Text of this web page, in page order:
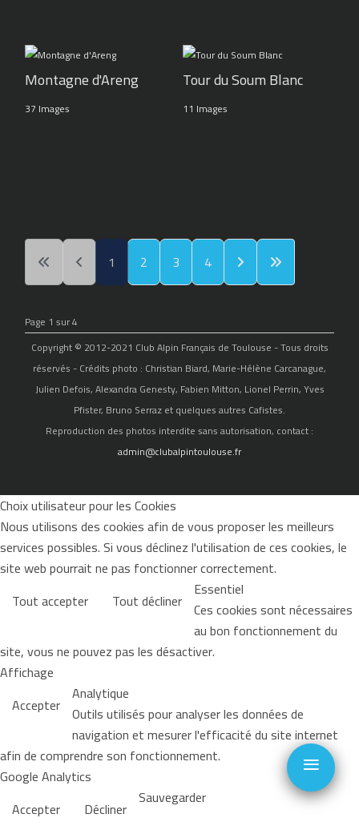
Montagne d'Areng
37 Images
Tour du Soum Blanc
11 Images
1 2 3 4
Page 1 sur 4
Copyright © 2012-2021 Club Alpin Français de Toulouse - Tous droits
réservés - Crédits photo : Christian Biard, Marie-Hélène Carcanague,
Julien Defois, Alexandra Genesty, Fabien Mitton, Lionel Perrin, Yves
Pfister, Bruno Serraz et quelques autres Cafistes.
Reproduction des photos interdite sans autorisation, contact :
admin@clubalpintoulouse.fr
Choix utilisateur pour les Cookies
Nous utilisons des cookies afin de vous proposer les meilleurs
services possibles. Si vous déclinez l'utilisation de ces cookies, le
site web pourrait ne pas fonctionner correctement.
Tout accepter
Tout décliner Essentiel
Ces cookies sont nécessaires
au bon fonctionnement du
site, vous ne pouvez pas les désactiver.
Affichage
Accepter Analytique
Outils utilisés pour analyser les données de
navigation et mesurer l'efficacité du site internet
afin de comprendre son fonctionnement.
Google Analytics
Accepter
Décliner Sauvegarder
≡